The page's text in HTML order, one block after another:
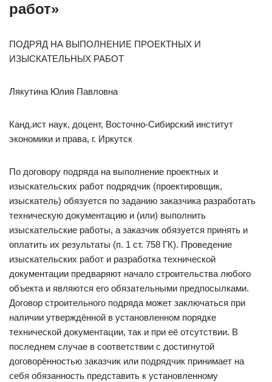
работ»
ПОДРЯД НА ВЫПОЛНЕНИЕ ПРОЕКТНЫХ И
ИЗЫСКАТЕЛЬНЫХ РАБОТ
Лякутина Юлия Павловна
Канд.ист наук, доцент, Восточно-Сибирский институт
экономики и права, г. Иркутск
По договору подряда на выполнение проектных и
изыскательских работ подрядчик (проектировщик,
изыскатель) обязуется по заданию заказчика разработать
техническую документацию и (или) выполнить
изыскательские работы, а заказчик обязуется принять и
оплатить их результаты (п. 1 ст. 758 ГК). Проведение
изыскательских работ и разработка технической
документации предваряют начало строительства любого
объекта и являются его обязательными предпосылками.
Договор строительного подряда может заключаться при
наличии утверждённой в установленном порядке
технической документации, так и при её отсутствии. В
последнем случае в соответствии с достигнутой
договорённостью заказчик или подрядчик принимает на
себя обязанность представить к установленному